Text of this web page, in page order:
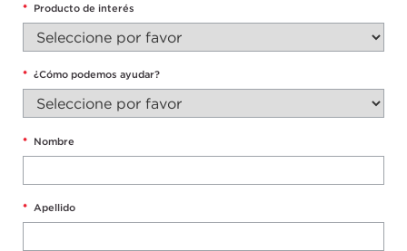
* Producto de interés
* ¿Cómo podemos ayudar?
* Nombre
* Apellido